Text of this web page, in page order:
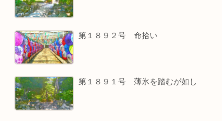
第１８９２号 命拾い
第１８９１号 薄氷を踏むが如し